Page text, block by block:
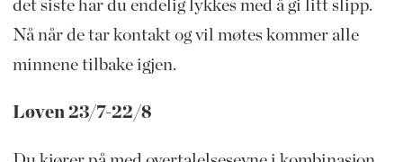
det siste har du endelig lykkes med å gi litt slipp.
Nå når de tar kontakt og vil møtes kommer alle
minnene tilbake igjen.
Løven 23/7-22/8